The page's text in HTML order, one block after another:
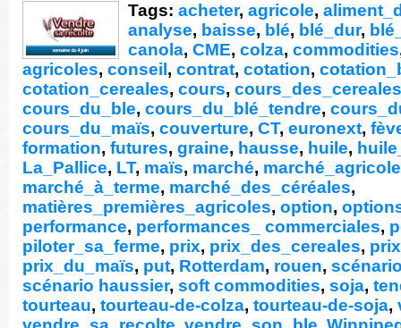
Tags: acheter, agricole,
analyse, baisse, blé, blé_dur,
canola, CME, colza, commodities
agricoles, conseil , contrat, cotation,
cotation_cereales, cours, cours_des_cereales
cours_du_ble, cours_du_blé_tendre,
cours_du_maïs, couverture, CT, euronext,
formation, futures, graine, hausse, huile,
La_Pallice, LT, maïs, marché, marché_agricole
marché_à_terme, marché_des_céréales,
matières_premières_agricoles, option,
performance, performances_ commerciales,
piloter_sa_ferme, prix, prix_des_cereales,
prix_du_maïs, put, Rotterdam, rouen,
scénario haussier, soft commodities, soja,
tourteau, tourteau-de-colza, tourteau-de-soja,